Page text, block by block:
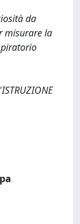
da
misurare la